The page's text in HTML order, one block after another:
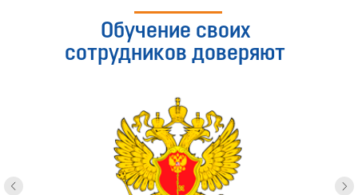
Обучение своих
сотрудников доверяют